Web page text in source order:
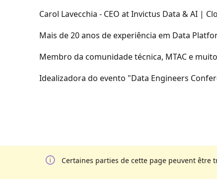
Carol Lavecchia - CEO at Invictus Data & AI |
Mais de 20 anos de experiência em Data
Membro da comunidade técnica, MTAC e
Idealizadora do evento "Data Engineers
Certaines parties de cette page peuvent être